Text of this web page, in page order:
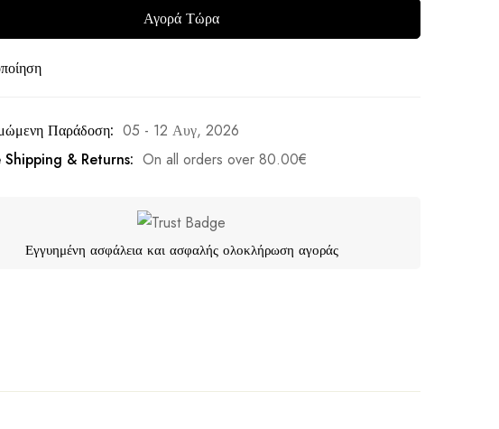
Αγορά Τώρα
Παράδοση: 05 - 12 Αυγ, 2026
Shipping & Returns: On all orders over 80.00€
Εγγυημένη ασφάλεια και ασφαλής ολοκλήρωση αγοράς